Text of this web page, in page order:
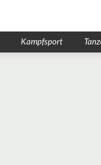
Kampfsport